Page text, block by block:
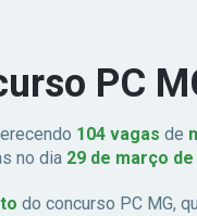
PC
104 vagas de
no dia 29 de março de
do concurso PC MG,